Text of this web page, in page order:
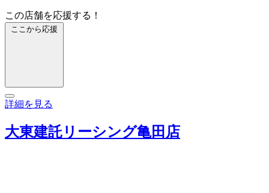
この店舗を応援する！
ここから応援
詳細を見る
大東建託リーシング亀田店